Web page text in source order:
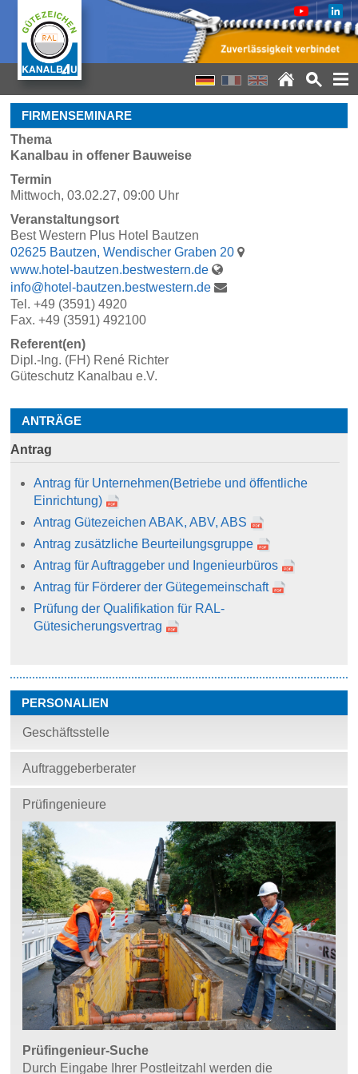
FIRMENSEMINARE
Thema
Kanalbau in offener Bauweise
Termin
Mittwoch, 03.02.27, 09:00 Uhr
Veranstaltungsort
Best Western Plus Hotel Bautzen
02625 Bautzen, Wendischer Graben 20
www.hotel-bautzen.bestwestern.de
info@hotel-bautzen.bestwestern.de
Tel. +49 (3591) 4920
Fax. +49 (3591) 492100
Referent(en)
Dipl.-Ing. (FH) René Richter
Güteschutz Kanalbau e.V.
ANTRÄGE
Antrag
Antrag für Unternehmen(Betriebe und öffentliche
Einrichtung)
Antrag Gütezeichen ABAK, ABV, ABS
Antrag zusätzliche Beurteilungsgruppe
Antrag für Auftraggeber und Ingenieurbüros
Antrag für Förderer der Gütegemeinschaft
Prüfung der Qualifikation für RAL-
Gütesicherungsvertrag
PERSONALIEN
Geschäftsstelle
Auftraggeberberater
Prüfingenieure
Prüfingenieur-Suche
Durch Eingabe Ihrer Postleitzahl werden die